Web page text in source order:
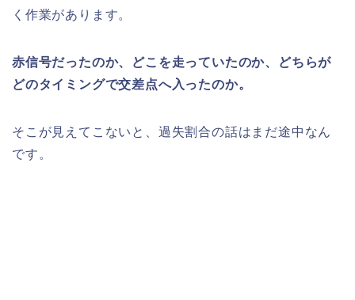
く作業があります。
赤信号だったのか、どこを走っていたのか、どちらが
どのタイミングで交差点へ入ったのか。
そこが見えてこないと、過失割合の話はまだ途中なん
です。